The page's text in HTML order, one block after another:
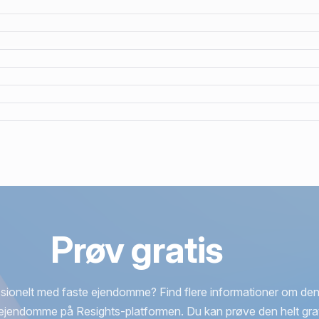
Prøv gratis
med faste ejendomme? Find flere informationer om
på Resights-platformen. Du kan prøve den helt